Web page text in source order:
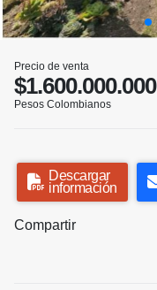
Precio de venta
$1.600.000.000
Pesos Colombianos
Descargar
información
Compartir